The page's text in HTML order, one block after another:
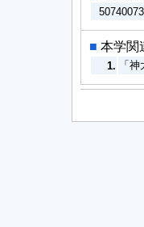
50740073
■ 本学関
1. 「